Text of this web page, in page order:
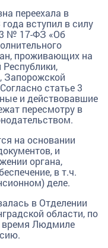
переехала в
вступил в силу
№ 17-ФЗ «Об
проживающих на
Запорожской
статье 3
и действовавшие
пересмотру в
на основании
и
органа,
в т.ч.
деле.
в Отделении
области, по
время Людмиле